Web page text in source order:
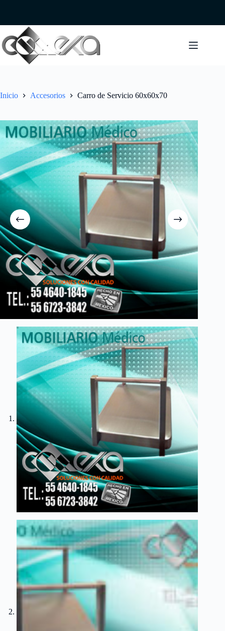
Inicio Accesorios Carro de Servicio 60x60x70